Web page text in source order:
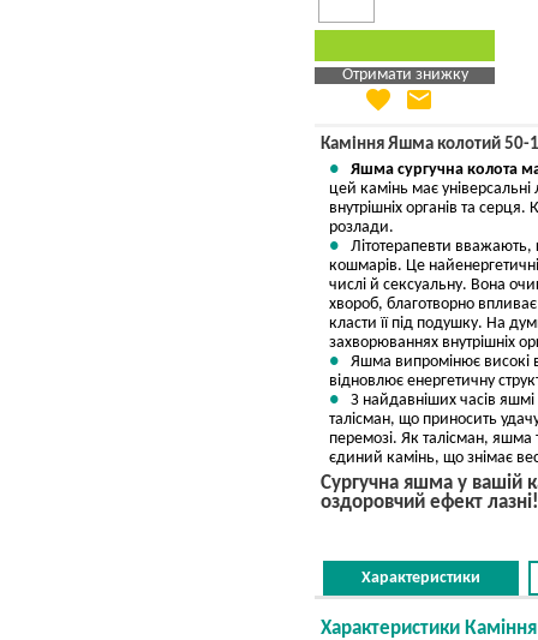
Отримати знижку
Яка Ваша ціна
Вказати мою ціну
favorite email
Каміння Яшма колотий 50-
Яшма сургучна колота
цей камінь має
внутрішніх органів та
розлади.
Літотерапевти вважають,
кошмарів. Це
числі й сексуальну. Вона
хвороб, благотворно
класти її під подушку. На
захворюваннях внутрішніх
Яшма випромінює високі
відновлює енергетичну
З найдавніших часів яшмі
талісман, що приносить удачу
перемозі. Як талісман,
єдиний камінь, що знімає
Сургучна яшма у вашій
оздоровчий ефект лазні!
Характеристики
Характеристики